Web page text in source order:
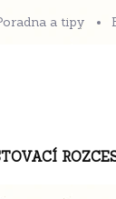
a tipy